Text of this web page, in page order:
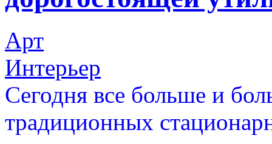
Арт
Интерьер
Сегодня все больше и
традиционных